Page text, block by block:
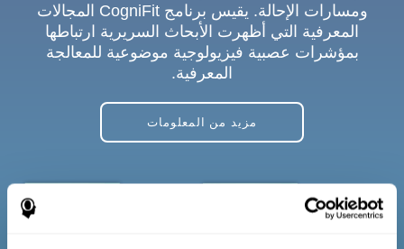
ومسارات الإحالة. يقيس برنامج CogniFit المجالات
المعرفية التي أظهرت الأبحاث السريرية ارتباطها
بمؤشرات عصبية فيزيولوجية موضوعية للمعالجة
المعرفية.
مزيد من المعلومات